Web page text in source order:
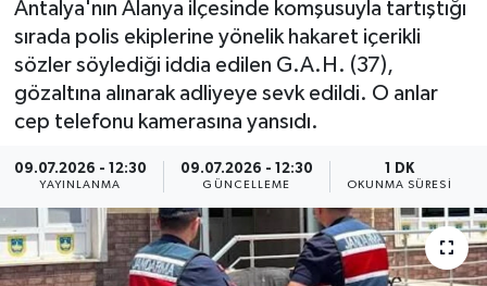
Antalya'nın Alanya ilçesinde komşusuyla tartıştığı
sırada polis ekiplerine yönelik hakaret içerikli
sözler söylediği iddia edilen G.A.H. (37),
gözaltına alınarak adliyeye sevk edildi. O anlar
cep telefonu kamerasına yansıdı.
09.07.2026 - 12:30
YAYINLANMA
09.07.2026 - 12:30
GÜNCELLEME
1 DK
OKUNMA SÜRESI
Dünya
Eğitim
Eleman
Emlak
Son Dakika Haberleri
Haber Arşivi